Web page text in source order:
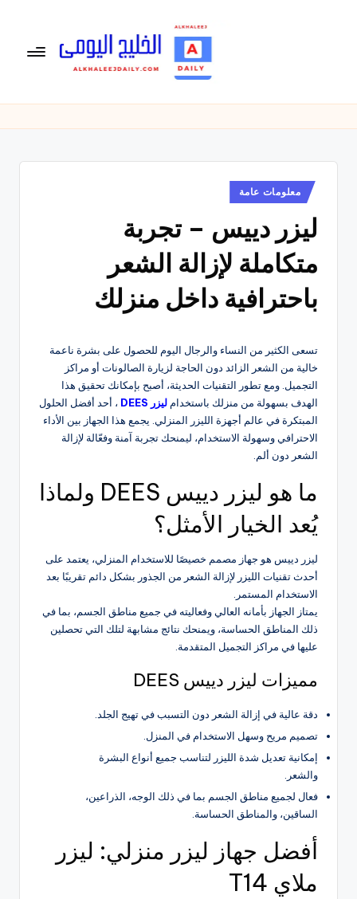
خ
ج
ال
يو
م
ى
متابعة
العربى
الرياضية
والسياسية
والاقتصادية.
نُشر
في
معلومات عامة
ليزر دييس – تجربة
متكاملة لإزالة الشعر
باحترافية داخل منزلك
تسعى الكثير من النساء والرجال اليوم للحصول على بشرة ناعمة
خالية من الشعر الزائد دون الحاجة لزيارة الصالونات أو مراكز
التجميل. ومع تطور التقنيات الحديثة، أصبح بإمكانك تحقيق هذا
الهدف بسهولة من منزلك باستخدام ليزر DEES
، أحد أفضل الحلول
المبتكرة في عالم أجهزة الليزر المنزلي. يجمع هذا الجهاز بين الأداء
الاحترافي وسهولة الاستخدام، ليمنحك تجربة آمنة وفعّالة لإزالة
الشعر دون ألم.
ما هو ليزر دييس DEES ولماذا
يُعد الخيار الأمثل؟
ليزر دييس هو جهاز مصمم خصيصًا للاستخدام المنزلي، يعتمد على
أحدث تقنيات الليزر لإزالة الشعر من الجذور بشكل دائم تقريبًا بعد
الاستخدام المستمر.
يمتاز الجهاز بأمانه العالي وفعاليته في جميع مناطق الجسم، بما في
ذلك المناطق الحساسة، ويمنحك نتائج مشابهة لتلك التي تحصلين
عليها في مراكز التجميل المتقدمة.
مميزات ليزر دييس DEES
دقة عالية في إزالة الشعر دون التسبب في تهيج الجلد.
تصميم مريح وسهل الاستخدام في المنزل.
إمكانية تعديل شدة الليزر لتناسب جميع أنواع البشرة
والشعر.
فعال لجميع مناطق الجسم بما في ذلك الوجه، الذراعين،
الساقين، والمناطق الحساسة.
أفضل جهاز ليزر منزلي: ليزر
ملاي T14